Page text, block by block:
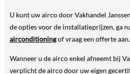
U kunt uw airco door Vakhandel
de opties voor de installatieprijzen, ga
airconditioningof vraag een offerte aan.
Wanneer u de airco enkel afneemt bij
verplicht de airco door uw eigen